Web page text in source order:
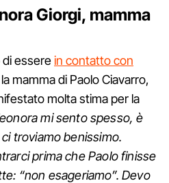
Giorgi, mamma
di esserein contatto con
mamma di Paolo Ciavarro,
molta stima per la
mi sento spesso, è
troviamo benissimo.
prima che Paolo finisse
“non esageriamo”. Devo